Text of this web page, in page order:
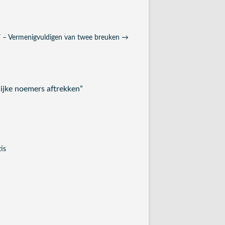
– Vermenigvuldigen van twee breuken →
noemers aftrekken”